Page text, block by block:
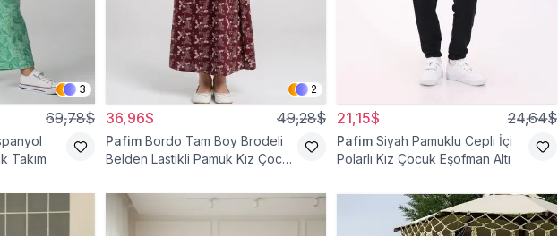
3
69,78$
Takım
2
36,96$ 49,28$
Pafim Bordo Tam Boy Brodeli
Belden Lastikli Pamuk Kız Çocuk
21,15$ 24,64$
Pafim Siyah Pamuklu Cepli İçi
Polarlı Kız Çocuk Eşofman Altı